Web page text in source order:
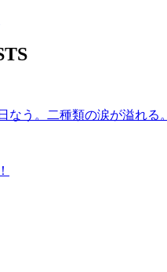
なう。二種類の涙が溢れる。